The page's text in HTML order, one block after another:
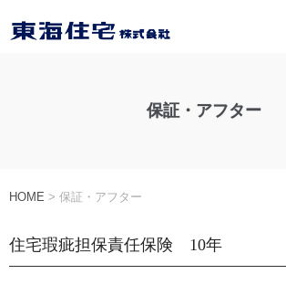
保証・アフター
HOME > 保証・アフター
住宅瑕疵担保責任保険 10年